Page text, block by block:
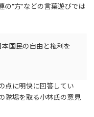
の"方"などの言葉遊びでは
国民の自由と権利を
点に明快に回答してい
隊場を取る小林氏の意見